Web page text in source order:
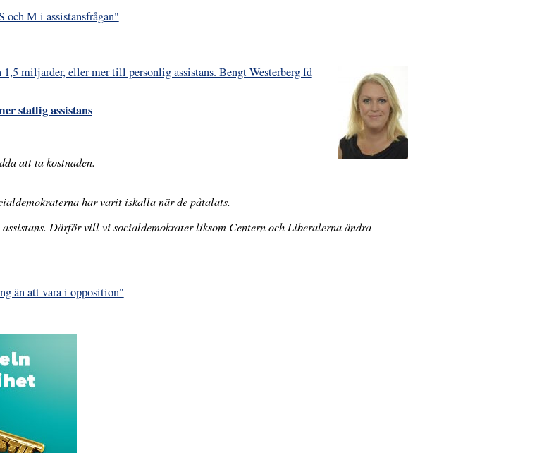
och M i assistansfrågan"
miljarder, eller mer till personlig assistans. Bengt Westerberg fd
statlig assistans
att ta kostnaden.
har varit iskalla när de påtalats.
Därför vill vi socialdemokrater liksom Centern och Liberalerna ändra
än att vara i opposition"